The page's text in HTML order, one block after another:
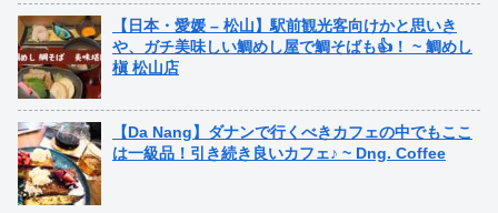
【日本・愛媛 – 松山】駅前観光客向けかと思いき
や、ガチ美味しい鯛めし屋で鯛そばも👍！ ~ 鯛めし
槇 松山店
【Da Nang】ダナンで行くべきカフェの中でもここ
は一級品！引き続き良いカフェ♪ ~ Dng. Coffee